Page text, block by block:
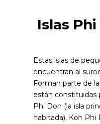
Islas Phi
Estas islas de
encuentran al
Forman parte de
están constituidas
Phi Don (la isla
habitada), Koh